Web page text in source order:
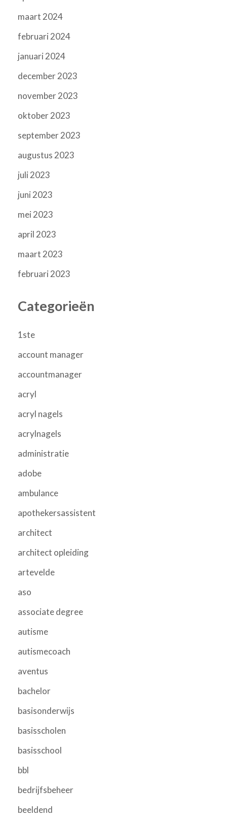
maart 2024
februari 2024
januari 2024
december 2023
november 2023
oktober 2023
september 2023
augustus 2023
juli 2023
juni 2023
mei 2023
april 2023
maart 2023
februari 2023
Categorieën
1ste
account manager
accountmanager
acryl
acryl nagels
acrylnagels
administratie
adobe
ambulance
apothekersassistent
architect
architect opleiding
artevelde
aso
associate degree
autisme
autismecoach
aventus
bachelor
basisonderwijs
basisscholen
basisschool
bbl
bedrijfsbeheer
beeldend